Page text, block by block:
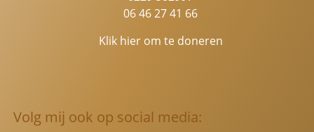
06 46 27 41 66
Klik hier om te doneren
Volg mij ook op social media: